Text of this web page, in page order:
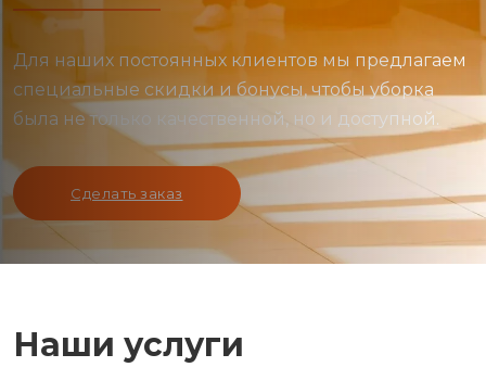
Для наших постоянных клиентов мы предлагаем
специальные скидки и бонусы, чтобы уборка
была не только качественной, но и доступной.
Сделать заказ
Наши услуги